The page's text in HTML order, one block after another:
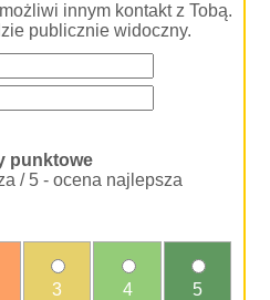
innym kontakt z Tobą.
publicznie widoczny.
punktowe
/ 5 - ocena najlepsza
3 4 5